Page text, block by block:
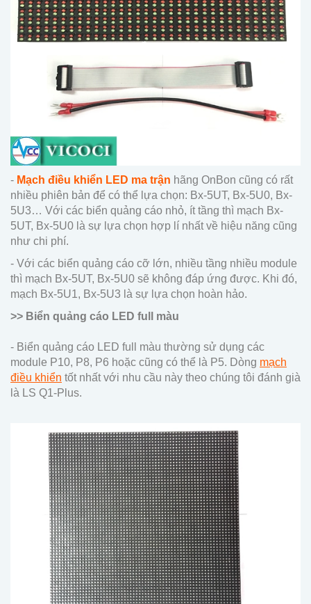
- Mạch điều khiển LED ma trận hãng OnBon cũng có rất
nhiều phiên bản để có thể lựa chọn: Bx-5UT, Bx-5U0, Bx-
5U3… Với các biển quảng cáo nhỏ, ít tầng thì mạch Bx-
5UT, Bx-5U0 là sự lựa chọn hợp lí nhất về hiệu năng cũng
như chi phí.
- Với các biển quảng cáo cỡ lớn, nhiều tầng nhiều module
thì mạch Bx-5UT, Bx-5U0 sẽ không đáp ứng được. Khi đó,
mạch Bx-5U1, Bx-5U3 là sự lựa chọn hoàn hảo.
>> Biển quảng cáo LED full màu
- Biển quảng cáo LED full màu thường sử dụng các
module P10, P8, P6 hoặc cũng có thể là P5. Dòng mạch
điều khiển tốt nhất với nhu cầu này theo chúng tôi đánh già
là LS Q1-Plus.